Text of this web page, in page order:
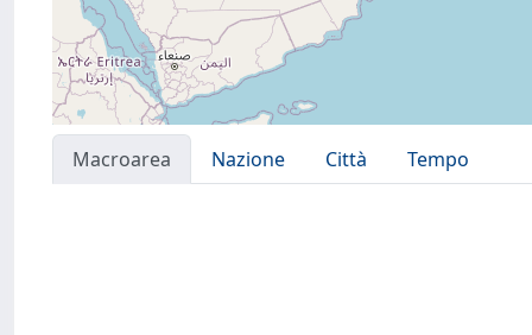
Macroarea Nazione Città Tempo